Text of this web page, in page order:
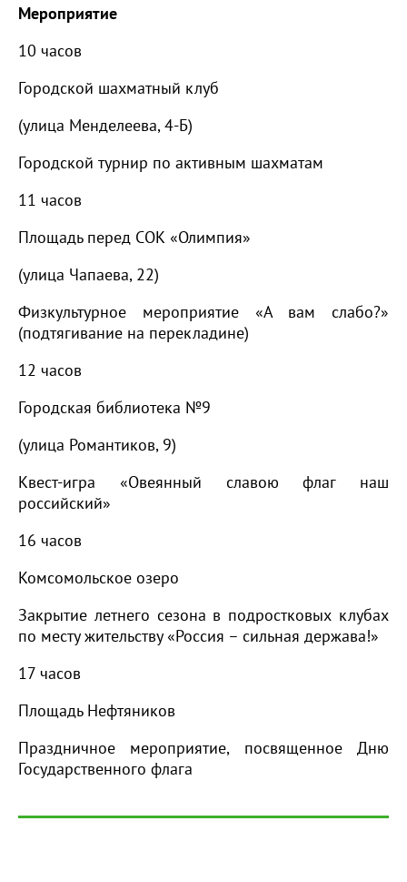
Мероприятие
10 часов
Городской шахматный клуб
(улица Менделеева, 4-Б)
Городской турнир по активным шахматам
11 часов
Площадь перед СОК «Олимпия»
(улица Чапаева, 22)
Физкультурное мероприятие «А вам слабо?»
(подтягивание на перекладине)
12 часов
Городская библиотека №9
(улица Романтиков, 9)
Квест-игра «Овеянный славою флаг наш
российский»
16 часов
Комсомольское озеро
Закрытие летнего сезона в подростковых клубах
по месту жительству «Россия – сильная держава!»
17 часов
Площадь Нефтяников
Праздничное мероприятие, посвященное Дню
Государственного флага